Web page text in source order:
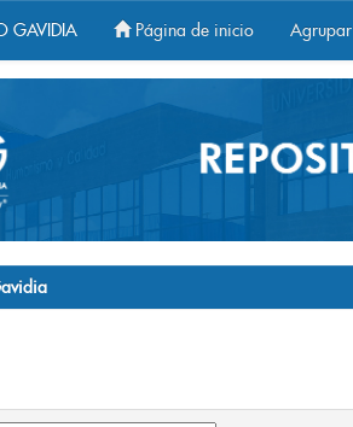
GAVIDIA Página de inicio Agrupar